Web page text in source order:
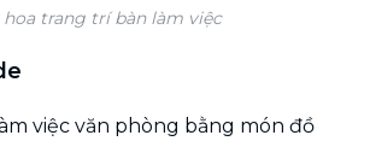
hoa trang trí bàn làm việc
việc văn phòng bằng món đồ